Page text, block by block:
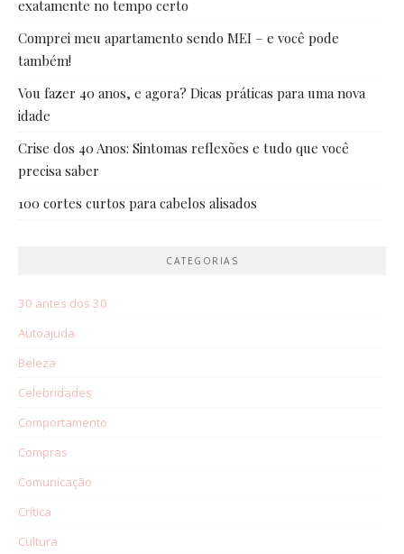
exatamente no tempo certo
Comprei meu apartamento sendo MEI – e você pode
também!
Vou fazer 40 anos, e agora? Dicas práticas para uma nova
idade
Crise dos 40 Anos: Sintomas reflexões e tudo que você
precisa saber
100 cortes curtos para cabelos alisados
CATEGORIAS
30 antes dos 30
Autoajuda
Beleza
Celebridades
Comportamento
Compras
Comunicação
Crítica
Cultura